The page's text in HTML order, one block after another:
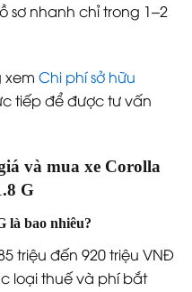
sơ nhanh chỉ trong 1–2
xem Chi phí sở hữu
tiếp để được tư vấn
và mua xe Corolla
G
là bao nhiêu?
triệu đến 920 triệu VNĐ
loại thuế và phí bắt